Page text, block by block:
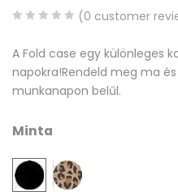
out
of
based
customer
(0 customer
A Fold case egy különleges
napokra!Rendeld meg ma
munkanapon belűl.
Minta